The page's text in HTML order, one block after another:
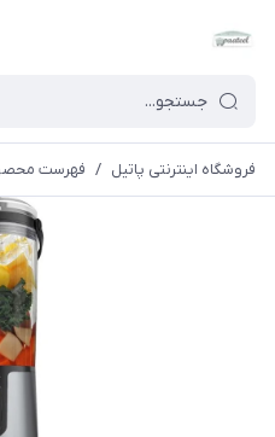
فروشگاه اینترنتی پاتیل / فهرست